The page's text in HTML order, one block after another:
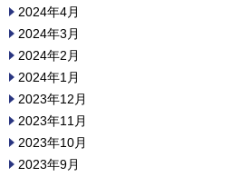
2024年4月
2024年3月
2024年2月
2024年1月
2023年12月
2023年11月
2023年10月
2023年9月